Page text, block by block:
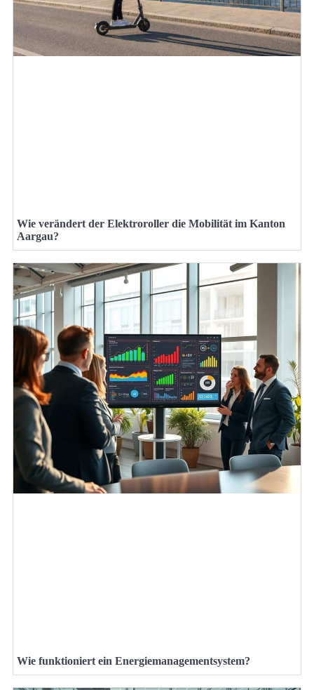
Wie verändert der Elektroroller die Mobilität im Kanton
Aargau?
Wie funktioniert ein Energiemanagementsystem?